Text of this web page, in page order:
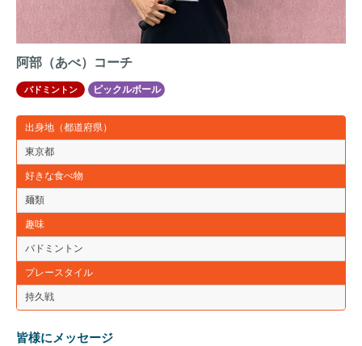
阿部（あべ）コーチ
バドミントン ピックルボール
出身地（都道府県）
東京都
好きな食べ物
麺類
趣味
バドミントン
プレースタイル
持久戦
皆様にメッセージ